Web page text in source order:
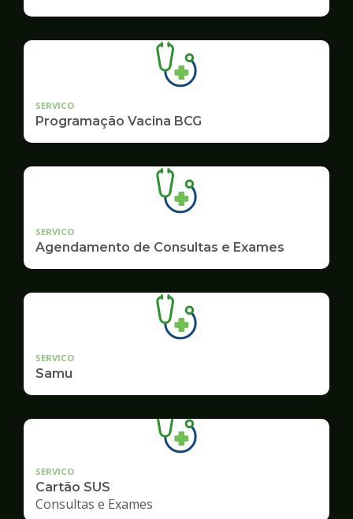
SERVICO
Programação Vacina BCG
SERVICO
Agendamento de Consultas e Exames
SERVICO
Samu
SERVICO
Cartão SUS
Consultas e Exames